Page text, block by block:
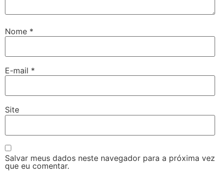
Nome *
E-mail *
Site
Salvar meus dados neste navegador para a próxima vez
que eu comentar.